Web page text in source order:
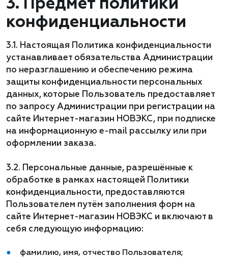
3. Предмет политики
конфиденциальности
3.1. Настоящая Политика конфиденциальности
устанавливает обязательства Администрации
по неразглашению и обеспечению режима
защиты конфиденциальности персональных
данных, которые Пользователь предоставляет
по запросу Администрации при регистрации на
сайте Интернет-магазин НОВЭКС, при подписке
на информационную e-mail рассылку или при
оформлении заказа.
3.2. Персональные данные, разрешённые к
обработке в рамках настоящей Политики
конфиденциальности, предоставляются
Пользователем путём заполнения форм на
сайте Интернет-магазин НОВЭКС и включают в
себя следующую информацию:
фамилию, имя, отчество Пользователя;